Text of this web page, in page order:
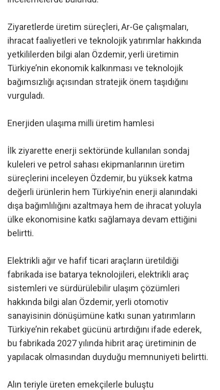
Ziyaretlerde üretim süreçleri, Ar-Ge çalışmaları,
ihracat faaliyetleri ve teknolojik yatırımlar hakkında
yetkililerden bilgi alan Özdemir, yerli üretimin
Türkiye’nin ekonomik kalkınması ve teknolojik
bağımsızlığı açısından stratejik önem taşıdığını
vurguladı.
Enerjiden ulaşıma milli üretim hamlesi
İlk ziyarette enerji sektöründe kullanılan sondaj
kuleleri ve petrol sahası ekipmanlarının üretim
süreçlerini inceleyen Özdemir, bu yüksek katma
değerli ürünlerin hem Türkiye’nin enerji alanındaki
dışa bağımlılığını azaltmaya hem de ihracat yoluyla
ülke ekonomisine katkı sağlamaya devam ettiğini
belirtti.
Elektrikli ağır ve hafif ticari araçların üretildiği
fabrikada ise batarya teknolojileri, elektrikli araç
sistemleri ve sürdürülebilir ulaşım çözümleri
hakkında bilgi alan Özdemir, yerli otomotiv
sanayisinin dönüşümüne katkı sunan yatırımların
Türkiye’nin rekabet gücünü artırdığını ifade ederek,
bu fabrikada 2027 yılında hibrit araç üretiminin de
yapılacak olmasından duyduğu memnuniyeti belirtti.
Alın teriyle üreten emekçilerle buluştu